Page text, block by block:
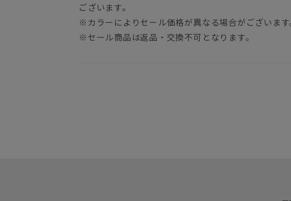
ございます。
※カラーによりセール価格が異なる場合がございます
※セール商品は返品・交換不可となります。